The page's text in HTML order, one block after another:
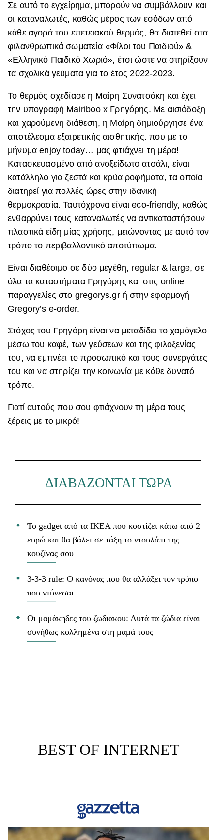
Χωρίς Ταμπέλες
Women's Forum
Hautes Grecians
Γάμος
Market News
Σε αυτό το εγχείρημα, μπορούν να συμβάλλουν και
οι καταναλωτές, καθώς μέρος των εσόδων από
κάθε αγορά του επετειακού θερμός, θα διατεθεί στα
φιλανθρωπικά σωματεία «Φίλοι του Παιδιού» &
«Ελληνικό Παιδικό Χωριό», έτσι ώστε να στηρίξουν
τα σχολικά γεύματα για το έτος 2022-2023.
Το θερμός σχεδίασε η Μαίρη Συνατσάκη και έχει
την υπογραφή Mairiboo x Γρηγόρης. Mε αισιόδοξη
και χαρούμενη διάθεση, η Μαίρη δημιούργησε ένα
αποτέλεσμα εξαιρετικής αισθητικής, που με το
μήνυμα enjoy today… μας φτιάχνει τη μέρα!
Κατασκευασμένο από ανοξείδωτο ατσάλι, είναι
κατάλληλο για ζεστά και κρύα ροφήματα, τα οποία
διατηρεί για πολλές ώρες στην ιδανική
θερμοκρασία. Ταυτόχρονα είναι eco-friendly, καθώς
ενθαρρύνει τους καταναλωτές να αντικαταστήσουν
πλαστικά είδη μίας χρήσης, μειώνοντας με αυτό τον
τρόπο το περιβαλλοντικό αποτύπωμα.
Είναι διαθέσιμο σε δύο μεγέθη, regular & large, σε
όλα τα καταστήματα Γρηγόρης και στις online
παραγγελίες στο gregorys.gr ή στην εφαρμογή
Gregory’s e-order.
Στόχος του Γρηγόρη είναι να μεταδίδει το χαμόγελο
μέσω του καφέ, των γεύσεων και της φιλοξενίας
του, να εμπνέει το προσωπικό και τους συνεργάτες
του και να στηρίζει την κοινωνία με κάθε δυνατό
τρόπο.
Γιατί αυτούς που σου φτιάχνουν τη μέρα τους
ξέρεις με το μικρό!
ΔΙΑΒΑΖΟΝΤΑΙ ΤΩΡΑ
Το gadget από τα IKEA που κοστίζει κάτω από 2
ευρώ και θα βάλει σε τάξη το ντουλάπι της
κουζίνας σου
3-3-3 rule: Ο κανόνας που θα αλλάξει τον τρόπο
που ντύνεσαι
Οι μαμάκηδες του ζωδιακού: Αυτά τα ζώδια είναι
συνήθως κολλημένα στη μαμά τους
BEST OF INTERNET